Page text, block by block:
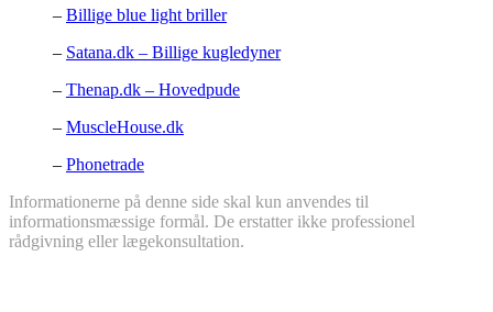
– Billige blue light briller
– Satana.dk – Billige kugledyner
– Thenap.dk – Hovedpude
– MuscleHouse.dk
– Phonetrade
Informationerne på denne side skal kun anvendes til
informationsmæssige formål. De erstatter ikke professionel
rådgivning eller lægekonsultation.